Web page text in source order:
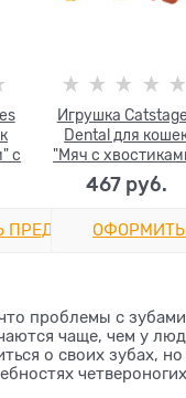
c
ПРЕДЗАКАЗ
Игрушка
Dental для
"Мяч с
c кошачьей мятой
3,5 см
467 руб.
проблемы с
чаще, чем у
о своих зубах, но